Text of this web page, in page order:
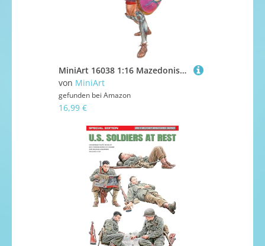
MiniArt 16038 1:16 Mazedonischer Gardeoffizier 3.Jh. v.C. - originalgetreue Nachbildung, Modellbau, Plastik Bausatz, Basteln, Hobby, Kleben, Modellbausatz, Zusammenbauen, Lila
von MiniArt
gefunden bei Amazon
16,99 €